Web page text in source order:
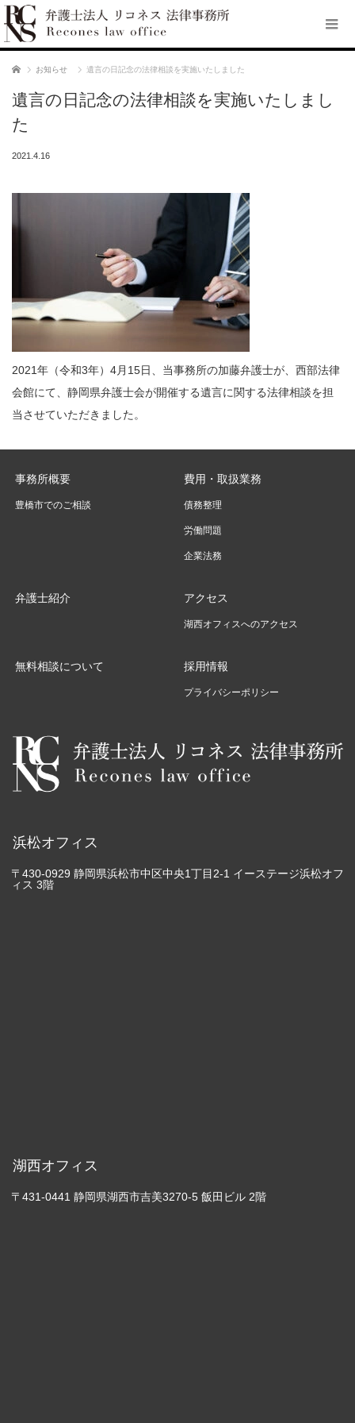
ホーム お知らせ 遺言の日記念の法律相談を実施いたしました
遺言の日記念の法律相談を実施いたしまし
た
2021.4.16
2021年（令和3年）4月15日、当事務所の加藤弁護士が、西部法律
会館にて、静岡県弁護士会が開催する遺言に関する法律相談を担
当させていただきました。
事務所概要
豊橋市でのご相談
費用・取扱業務
債務整理
労働問題
企業法務
弁護士紹介 アクセス
湖西オフィスへのアクセス
無料相談について 採用情報
プライバシーポリシー
浜松オフィス
〒430-0929 静岡県浜松市中区中央1丁目2-1 イーステージ浜松オフ
ィス 3階
湖西オフィス
〒431-0441 静岡県湖西市吉美3270-5 飯田ビル 2階